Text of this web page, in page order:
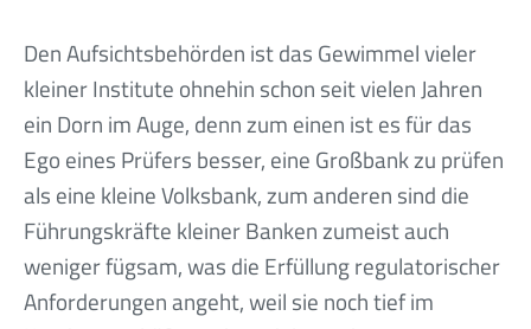
Den Aufsichtsbehörden ist das Gewimmel vieler
kleiner Institute ohnehin schon seit vielen Jahren
ein Dorn im Auge, denn zum einen ist es für das
Ego eines Prüfers besser, eine Großbank zu prüfen
als eine kleine Volksbank, zum anderen sind die
Führungskräfte kleiner Banken zumeist auch
weniger fügsam, was die Erfüllung regulatorischer
Anforderungen angeht, weil sie noch tief im